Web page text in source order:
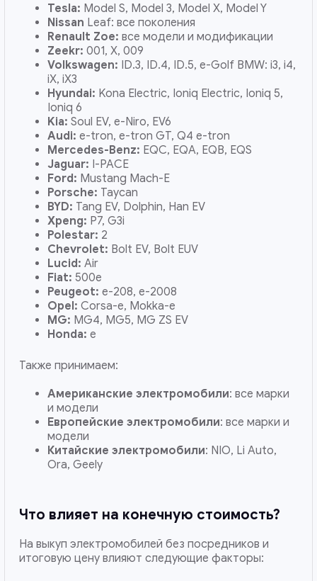
Tesla: Model S, Model 3, Model X, Model Y
Nissan Leaf: все поколения
Renault Zoe:все модели и модификации
Zeekr:001, X, 009
Volkswagen: ID.3, ID.4, ID.5, e-Golf BMW: i3, i4,
iX, iX3
Hyundai: Kona Electric, Ioniq Electric, Ioniq 5,
Ioniq 6
Kia: Soul EV, e-Niro, EV6
Audi:e-tron, e-tron GT, Q4 e-tron
Mercedes-Benz: EQC, EQA, EQB, EQS
Jaguar: I-PACE
Ford: Mustang Mach-E
Porsche: Taycan
BYD: Tang EV, Dolphin, Han EV
Xpeng: P7, G3i
Polestar: 2
Chevrolet: Bolt EV, Bolt EUV
Lucid:Air
Fiat: 500e
Peugeot:e-208, e-2008
Opel:Corsa-e, Mokka-e
MG: MG4, MG5, MG ZS EV
Honda:e
Также принимаем:
Американские электромобили: все марки
и модели
Европейские электромобили: все марки и
модели
Китайские электромобили: NIO, Li Auto,
Ora, Geely
Что влияет на конечную стоимость?
На выкуп электромобилей без посредников и
итоговую цену влияют следующие факторы: